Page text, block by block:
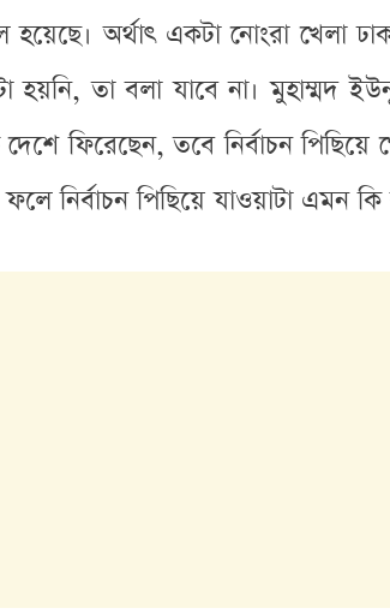
হয়েছে। অর্থাৎ একটা নোংরা খেলা
হয়নি, তা বলা যাবে না। মুহাম্মদ
ফিরেছেন, তবে নির্বাচন
নির্বাচন পিছিয়ে যাওয়াটা এমন কি